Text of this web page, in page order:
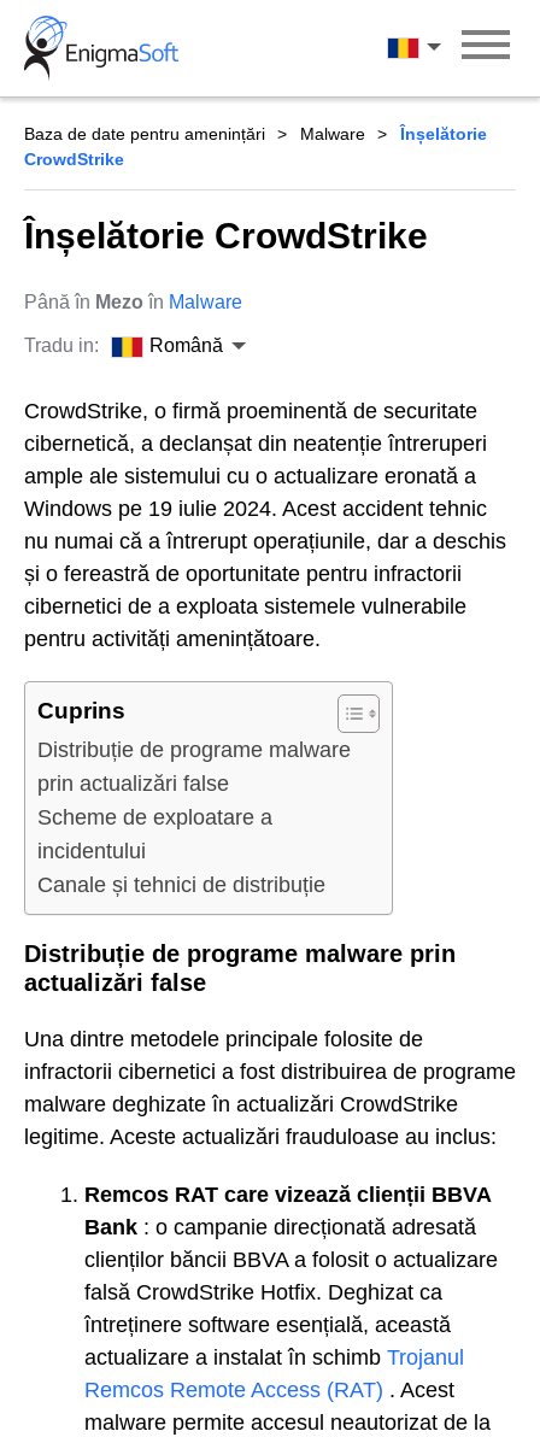
Skip
content
Română
Baza de date pentru amenințări Malware
Înșelătorie
CrowdStrike
Înșelătorie CrowdStrike
Până în Mezo în Malware
Tradu in: Română
CrowdStrike, o firmă proeminentă de securitate
cibernetică, a declanșat din neatenție întreruperi
ample ale sistemului cu o actualizare eronată a
Windows pe 19 iulie 2024. Acest accident tehnic
nu numai că a întrerupt operațiunile, dar a deschis
și o fereastră de oportunitate pentru infractorii
cibernetici de a exploata sistemele vulnerabile
pentru activități amenințătoare.
Cuprins
Distribuție de programe malware
prin actualizări false
Scheme de exploatare a
incidentului
Canale și tehnici de distribuție
Distribuție de programe malware prin
actualizări false
Una dintre metodele principale folosite de
infractorii cibernetici a fost distribuirea de programe
malware deghizate în actualizări CrowdStrike
legitime. Aceste actualizări frauduloase au inclus:
Remcos RAT care vizează clienții BBVA
Bank : o campanie direcționată adresată
clienților băncii BBVA a folosit o actualizare
falsă CrowdStrike Hotfix. Deghizat ca
întreținere software esențială, această
actualizare a instalat în schimb Trojanul
Remcos Remote Access (RAT) . Acest
malware permite accesul neautorizat de la